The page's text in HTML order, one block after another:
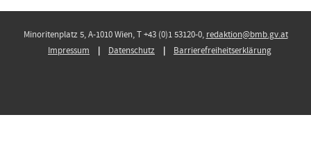
Minoritenplatz 5, A-1010 Wien, T +43 (0)1 53120-0, redaktion@bmb.gv.at
Impressum
Datenschutz Barrierefreiheitserklärung